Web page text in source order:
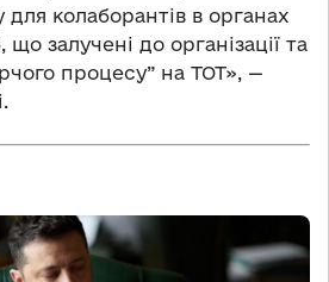
колаборантів в органах
що залучені до організації та
процесу” на ТОТ», —